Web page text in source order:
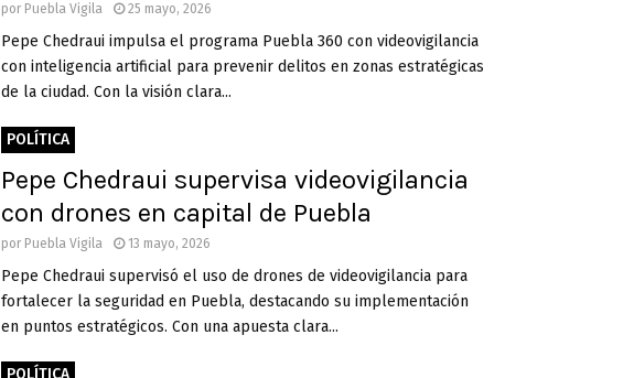
por Puebla Vigila 25 mayo, 2026
Pepe Chedraui impulsa el programa Puebla 360 con videovigilancia
con inteligencia artificial para prevenir delitos en zonas estratégicas
de la ciudad. Con la visión clara...
POLÍTICA
Pepe Chedraui supervisa videovigilancia
con drones en capital de Puebla
por Puebla Vigila 13 mayo, 2026
Pepe Chedraui supervisó el uso de drones de videovigilancia para
fortalecer la seguridad en Puebla, destacando su implementación
en puntos estratégicos. Con una apuesta clara...
POLÍTICA